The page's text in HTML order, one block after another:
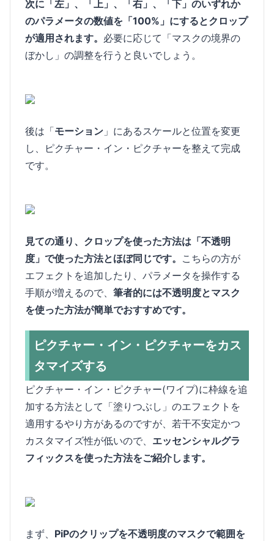
次に「左」、「上」、「右」、「下」のいずれか
のパラメータの数値を「100%」にするとクロップ
が適用されます。 必要に応じて「マスクの境界の
ぼかし」の調整を行うと良いでしょう。
後は「モーション 」にあるスケールと位置を変更
し、ピクチャー・イン・ピクチャーを整えて完成
です。
見ての通り、クロップを使った方法は「不透明
度」で使った方法とほぼ同じです。 こちらの方が
エフェクトを追加したり、パラメータを操作する
手順が増えるので、 筆者的には不透明度とマスク
を使った方法が簡単でおすすめです。
ピクチャー・イン・ピクチャーをカス
タマイズする
ピクチャー・イン・ピクチャー(ワイプ)に枠線を追
加する方法として「塗りつぶし」のエフェクトを
適用するやり方があるのですが、若干不安定かつ
カスタマイズ性が低いので、 エッセンシャルグラ
フィックスを使った方法をご紹介します。
まず、 PiPのクリップを不透明度のマスクで範囲を